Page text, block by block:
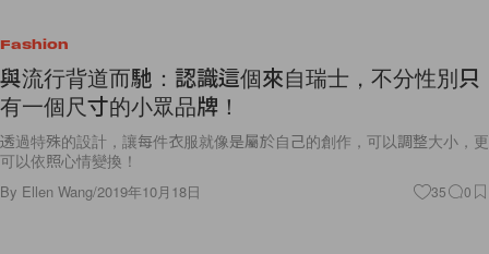
Fashion
與流行背道而馳：認識這個來自瑞士，不分性別只
有一個尺寸的小眾品牌！
透過特殊的設計，讓每件衣服就像是屬於自己的創作，可以調整大小，更
可以依照心情變換！
By Ellen Wang/2019年10月18日 35 0